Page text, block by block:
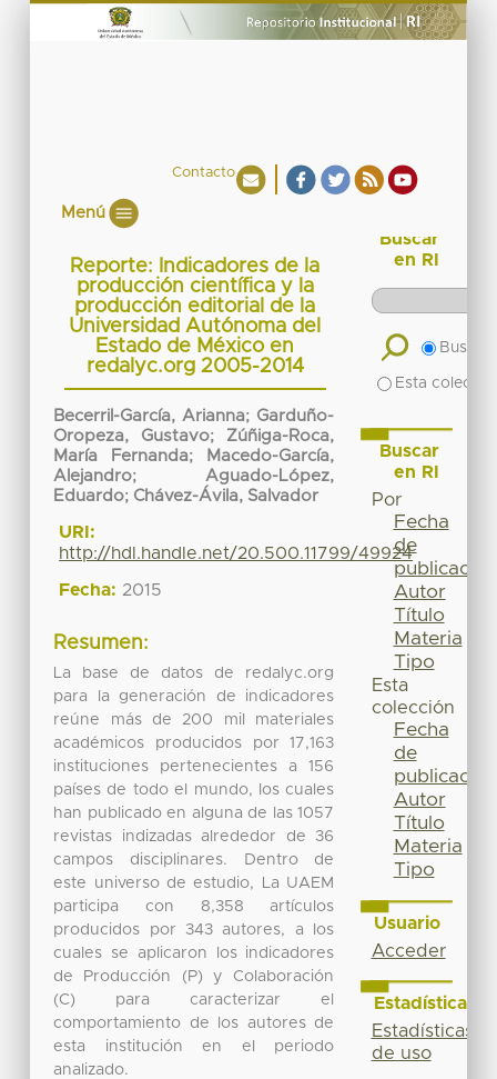
Contacto
Menú
Reporte: Indicadores de la
producción científica y la
producción editorial de la
Universidad Autónoma del
Estado de México en
redalyc.org 2005-2014
Becerril-García, Arianna; Garduño-
Oropeza, Gustavo; Zúñiga-Roca,
María Fernanda;
Macedo-García,
Alejandro;Aguado-López,
Eduardo; Chávez-Ávila, Salvador
URI:
http://hdl.handle.net/20.500.11799/49924
Fecha: 2015
Resumen:
La base de datos de redalyc.org
para la generación de indicadores
reúne más de 200 mil materiales
académicos producidos por 17,163
instituciones pertenecientes a 156
países de todo el mundo, los cuales
han publicado en alguna de las 1057
revistas indizadas alrededor de 36
campos disciplinares. Dentro de
este universo de estudio, La UAEM
participa con 8,358 artículos
producidos por 343 autores, a los
cuales se aplicaron los indicadores
de Producción (P) y Colaboración
(C) para caracterizar el
comportamiento de los autores de
esta institución en el periodo
analizado.
Buscar
en RI
Buscar
Esta
Buscar
en RI
Por
Fecha
de
publicación
Autor
Título
Materia
Tipo
Esta
colección
Fecha
de
publicación
Autor
Título
Materia
Tipo
Usuario
Acceder
Estadísticas
Estadísticas
de uso